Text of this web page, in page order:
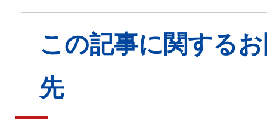
この記事に関する
先